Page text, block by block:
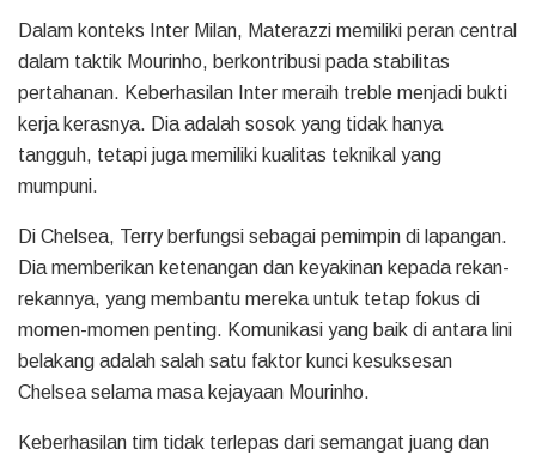
Dalam konteks Inter Milan, Materazzi memiliki peran central
dalam taktik Mourinho, berkontribusi pada stabilitas
pertahanan. Keberhasilan Inter meraih treble menjadi bukti
kerja kerasnya. Dia adalah sosok yang tidak hanya
tangguh, tetapi juga memiliki kualitas teknikal yang
mumpuni.
Di Chelsea, Terry berfungsi sebagai pemimpin di lapangan.
Dia memberikan ketenangan dan keyakinan kepada rekan-
rekannya, yang membantu mereka untuk tetap fokus di
momen-momen penting. Komunikasi yang baik di antara lini
belakang adalah salah satu faktor kunci kesuksesan
Chelsea selama masa kejayaan Mourinho.
Keberhasilan tim tidak terlepas dari semangat juang dan